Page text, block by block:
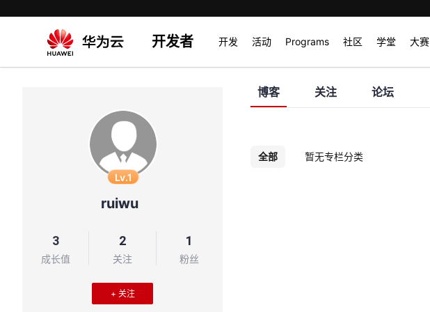
开发者 开发 活动 Programs 社区 学堂 大赛
Lv.1
ruiwu
3
成长值
2
关注
1
粉丝
+ 关注
博客 关注 论坛
全部 暂无专栏分类